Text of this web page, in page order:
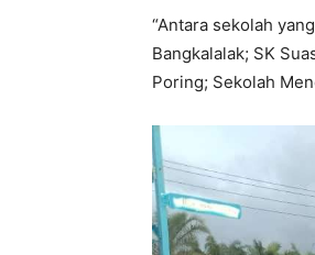
“Antara sekolah
Bangkalalak; SK
Poring; Sekolah